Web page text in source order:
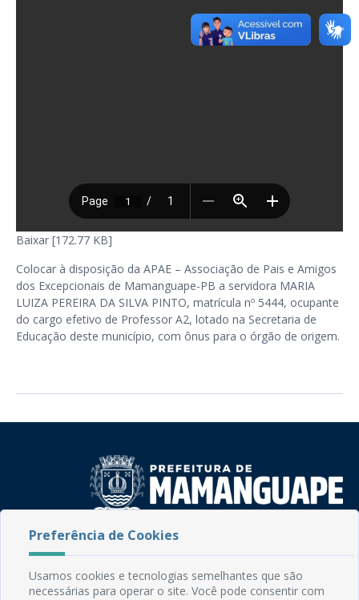
Baixar [172.77 KB]
Colocar à disposição da APAE – Associação de Pais e Amigos
dos Excepcionais de Mamanguape-PB a servidora MARIA
LUIZA PEREIRA DA SILVA PINTO, matrícula nº 5444, ocupante
do cargo efetivo de Professor A2, lotado na Secretaria de
Educação deste município, com ônus para o órgão de origem.
Rua do Imperador, 78, Centro
CEP: 58.280-000 - Mamanguape/PB
Fone: (83) 3292-2246
Email: comunicacao@mamanguape.pb.gov.br
Preferência de Cookies
Usamos cookies e tecnologias semelhantes que são
necessárias para operar o site. Você pode consentir com